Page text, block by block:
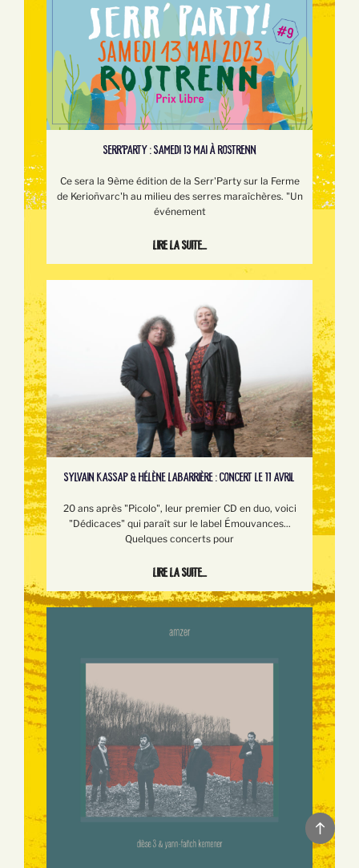
SERR’PARTY : SAMEDI 13 MAI À ROSTRENN
Ce sera la 9ème édition de la Serr'Party sur la Ferme
de Kerioñvarc'h au milieu des serres maraîchères. "Un
événement
Lire la suite...
SYLVAIN KASSAP & HÉLÈNE LABARRIÈRE : CONCERT LE 11 AVRIL
20 ans après "Picolo", leur premier CD en duo, voici
"Dédicaces" qui paraît sur le label Émouvances...
Quelques concerts pour
Lire la suite...
Back
to